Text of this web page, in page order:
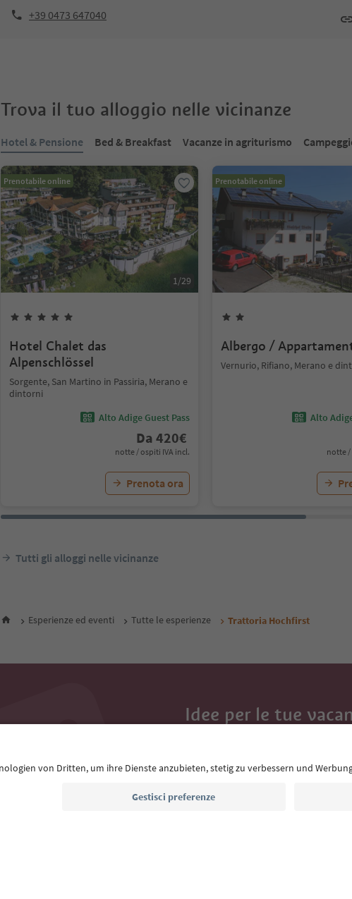
+39 0473 647040
Trova il tuo alloggio nelle vicinanze
Hotel & Pensione Bed & Breakfast Vacanze in agriturismo
Prenotabile online
1/29
Hotel Chalet das
Alpenschlössel
Sorgente, San Martino in Passiria, Merano e
dintorni
Alto Adige Guest Pass
Da 420€
notte / ospiti IVA incl.
Prenota ora
Prenotabile online
Albergo /
Vernurio, Rifiano, Merano e
Alto
notte /
Tutti gli alloggi nelle vicinanze
Esperienze ed eventi Tutte le esperienze Trattoria Hochfirst
Idee per le tue
eventi da non